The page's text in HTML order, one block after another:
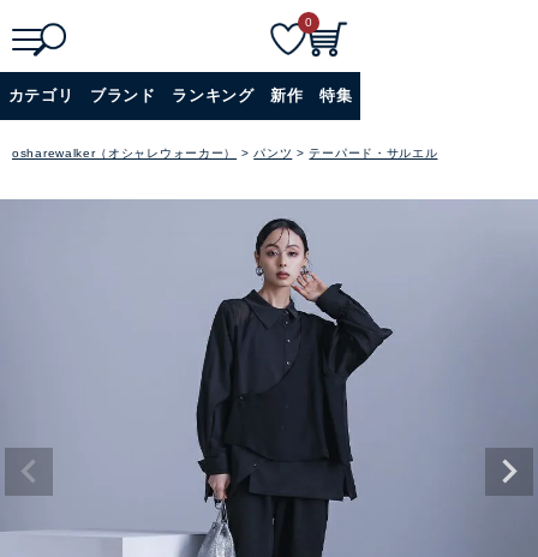
詳細検索
0
カテゴリ ブランド ランキング 新作 特集
osharewalker（オシャレウォーカー） パンツ テーパード・サルエル